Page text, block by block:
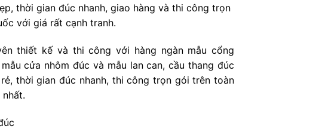
thời gian đúc nhanh, giao hàng và thi công trọn
với giá rất cạnh tranh.
thiết kế và thi công với hàng ngàn mẫu cổng
cửa nhôm đúc và mẫu lan can, cầu thang đúc
thời gian đúc nhanh, thi công trọn gói trên toàn